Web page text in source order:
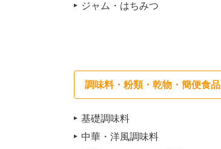
ジャム・はちみつ
調味料・粉類・乾物・簡便食品
基礎調味料
中華・洋風調味料